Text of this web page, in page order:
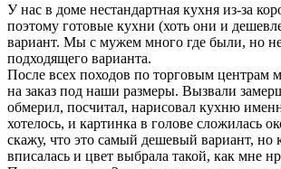
У нас в доме нестандартная кухня из-за
поэтому готовые кухни (хоть они и
вариант. Мы с мужем много где были, но
подходящего варианта.
После всех походов по торговым центрам
на заказ под наши размеры. Вызвали
обмерил, посчитал, нарисовал кухню
хотелось, и картинка в голове сложилась
скажу, что это самый дешевый вариант, но
вписалась и цвет выбрала такой, как мне